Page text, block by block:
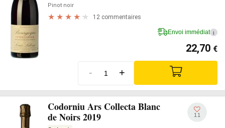
Pinot noir
12 commentaires
Envoi immédiat i
22,70 €
- +
Codorniu Ars Collecta Blanc
de Noirs 2019
11